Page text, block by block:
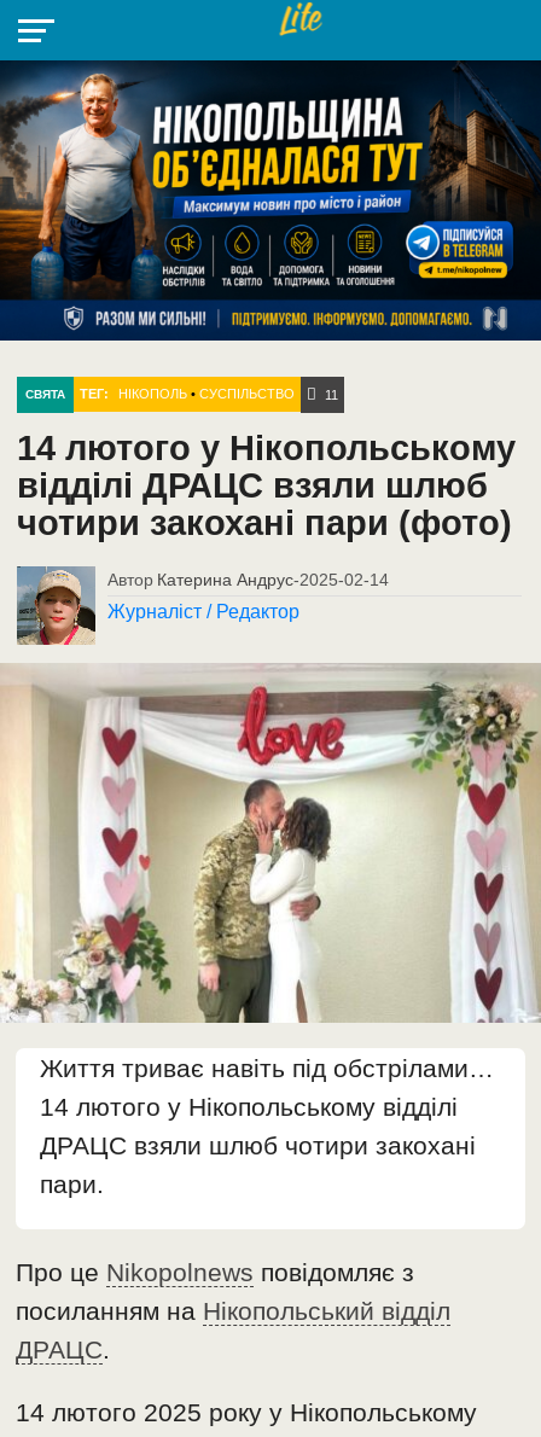
НІКОПОЛЬ
РАЙОН
СІЧЕСЛАВСЬКА
УКРАЇНА
РЕТРО
НІКОПОЛЬ
ЛАЙТ
УКРАЇНА
ДОПОМОГА
РАДІО
СВЯТА ТЕГ: НІКОПОЛЬ• СУСПІЛЬСТВО 11
14 лютого у Нікопольському
відділі ДРАЦС взяли шлюб
чотири закохані пари (фото)
Автор Катерина Андрус-2025-02-14
Журналіст / Редактор
Життя триває навіть під обстрілами…
14 лютого у Нікопольському відділі
ДРАЦС взяли шлюб чотири закохані
пари.
Про це Nikopolnews повідомляє з
посиланням на Нікопольський відділ
ДРАЦС.
14 лютого 2025 року у Нікопольському